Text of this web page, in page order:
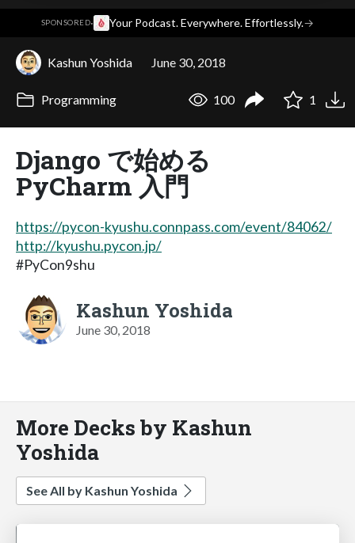
SPONSORED· Your Podcast. Everywhere. Effortlessly.→
Kashun Yoshida June 30, 2018
Programming 100 1
Django で始める
PyCharm 入門
https://pycon-kyushu.connpass.com/event/84062/
http://kyushu.pycon.jp/
#PyCon9shu
Kashun Yoshida
June 30, 2018
More Decks by Kashun
Yoshida
See All by Kashun Yoshida